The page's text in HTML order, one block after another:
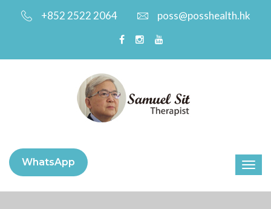
+852 2522 2064 poss@posshealth.hk
WhatsApp